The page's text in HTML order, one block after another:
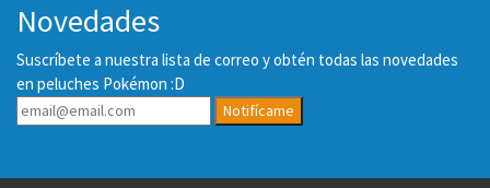
Novedades
Suscríbete a nuestra lista de correo y obtén todas las novedades
en peluches Pokémon :D
Notifícame